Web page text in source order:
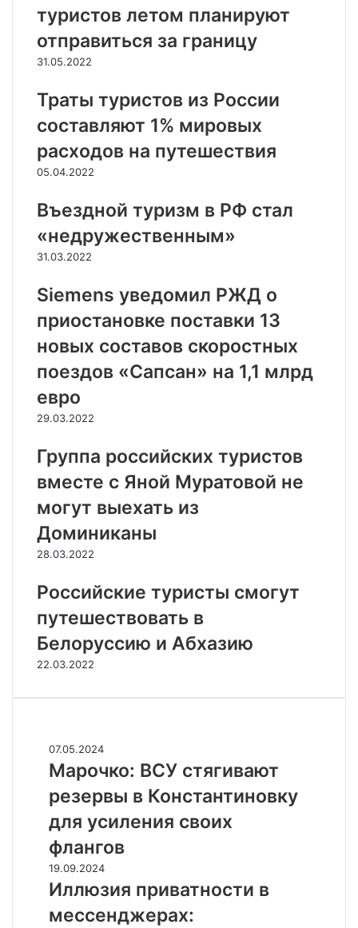
туристов летом планируют
отправиться за границу
31.05.2022
Траты туристов из России
составляют 1% мировых
расходов на путешествия
05.04.2022
Въездной туризм в РФ стал
«недружественным»
31.03.2022
Siemens уведомил РЖД о
приостановке поставки 13
новых составов скоростных
поездов «Сапсан» на 1,1 млрд
евро
29.03.2022
Группа российских туристов
вместе с Яной Муратовой не
могут выехать из
Доминиканы
28.03.2022
Российские туристы смогут
путешествовать в
Белоруссию и Абхазию
22.03.2022
М
а
о
ч
к
о
:
В
С
У
07.05.2024
Марочко: ВСУ стягивают
резервы в Константиновку
для усиления своих
флангов
И
л
ю
19.09.2024
Иллюзия приватности в
мессенджерах: